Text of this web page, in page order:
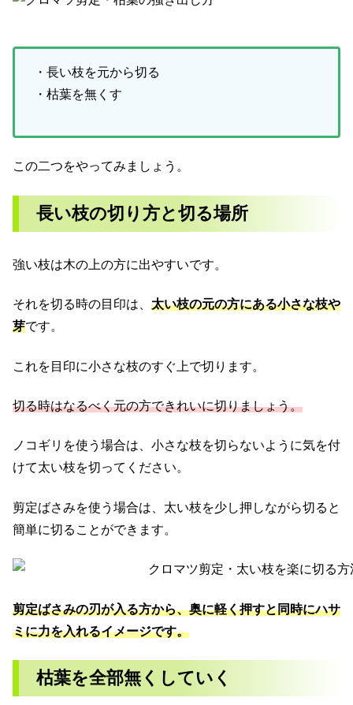
・長い枝を元から切る
・枯葉を無くす
この二つをやってみましょう。
長い枝の切り方と切る場所
強い枝は木の上の方に出やすいです。
それを切る時の目印は、 太い枝の元の方にある小さな枝や
芽です。
これを目印に小さな枝のすぐ上で切ります。
切る時はなるべく元の方できれいに切りましょう。
ノコギリを使う場合は、小さな枝を切らないように気を付
けて太い枝を切ってください。
剪定ばさみを使う場合は、太い枝を少し押しながら切ると
簡単に切ることができます。
剪定ばさみの刃が入る方から、奥に軽く押すと同時にハサ
ミに力を入れるイメージです。
枯葉を全部無くしていく